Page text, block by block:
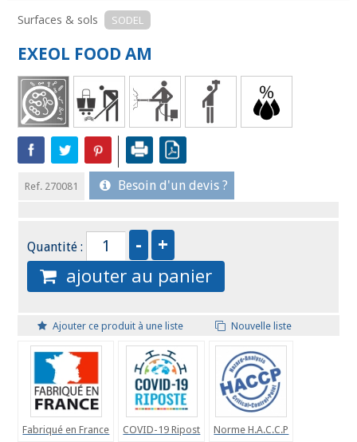
Surfaces & sols SODEL
EXEOL FOOD AM
Ref. 270081 Besoin d'un devis ?
Quantité :
ajouter au panier
Ajouter ce produit à une liste Nouvelle liste
Fabriqué en France COVID-19 Ripost Norme H.A.C.C.P